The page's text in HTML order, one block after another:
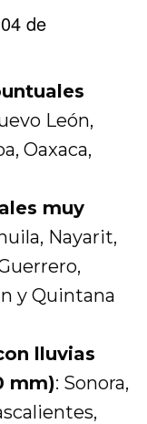
de
León,
Oaxaca,
muy
Nayarit,
y Quintana
lluvias
mm): Sonora,